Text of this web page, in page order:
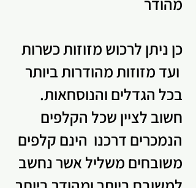
כן ניתן לרכוש מזוזות כשרות
ועד מזוזות מהודרות ביותר
בכל הגדלים והנוסחאות.
חשוב לציין שכל הקלפים
הנמכרים דרכנו הינם קלפים
משובחים משליל אשר נחשב